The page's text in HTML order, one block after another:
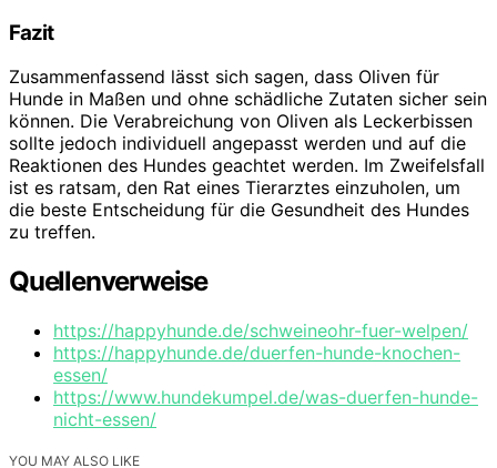
Fazit
Zusammenfassend lässt sich sagen, dass Oliven für
Hunde in Maßen und ohne schädliche Zutaten sicher sein
können. Die Verabreichung von Oliven als Leckerbissen
sollte jedoch individuell angepasst werden und auf die
Reaktionen des Hundes geachtet werden. Im Zweifelsfall
ist es ratsam, den Rat eines Tierarztes einzuholen, um
die beste Entscheidung für die Gesundheit des Hundes
zu treffen.
Quellenverweise
https://happyhunde.de/schweineohr-fuer-welpen/
https://happyhunde.de/duerfen-hunde-knochen-
essen/
https://www.hundekumpel.de/was-duerfen-hunde-
nicht-essen/
YOU MAY ALSO LIKE